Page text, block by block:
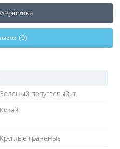
(0)
Зеленый попугаевый, т.
Китай
Круглые гранёные